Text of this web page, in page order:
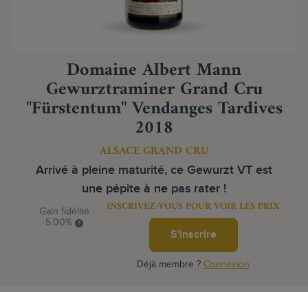
Domaine Albert Mann
Gewurztraminer Grand Cru
"Fürstentum" Vendanges Tardives
2018
ALSACE GRAND CRU
Arrivé à pleine maturité, ce Gewurzt VT est
une pépite à ne pas rater !
Gain fidélité
5.00%
INSCRIVEZ-VOUS POUR VOIR LES PRIX
S'inscrire
Déjà membre ? Connexion